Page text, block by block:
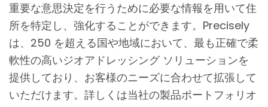
重要な意思決定を行うために必要な情報を用いて住
所を特定し、強化することができます。Precisely
は、250 を超える国や地域において、最も正確で柔
軟性の高いジオアドレッシング ソリューションを
提供しており、お客様のニーズに合わせて拡張して
いただけます。詳しくは当社の製品ポートフォリオ